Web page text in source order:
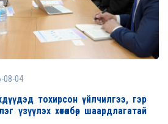
08-04
тохирсон үйлчилгээ, гэр
үзүүлэх хөтөлбөр шаардлагатай